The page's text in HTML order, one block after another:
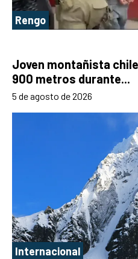
Rengo
Joven montañista
900 metros durante...
5 de agosto de 2026
Internacional